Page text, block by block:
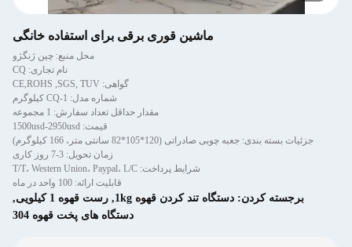
ماشین قوری برقی برای استفاده خانگی
محل منبع: چین ژنگژو
نام تجاری: CQ
گواهی: CE,ROHS ,SGS, TUV
شماره مدل: CQ-1 کیلوگرم
مقدار حداقل تعداد سفارش: 1 مجموعه
قیمت: 1500usd-2950usd
جزئیات بسته بندی: جعبه چوبی صادراتی (120*105*82 سانتی متر، 166 کیلوگرم)
زمان تحویل: 3-7 روز کاری
شرایط پرداخت: T/T، Western Union، Paypal، L/C
قابلیت ارائه: 100 واحد در ماه
برجسته کردن: دستگاه تند کردن قهوه 1kg , رست قهوه 1 کیلویی
,
دستگاه های پخت قهوه 304